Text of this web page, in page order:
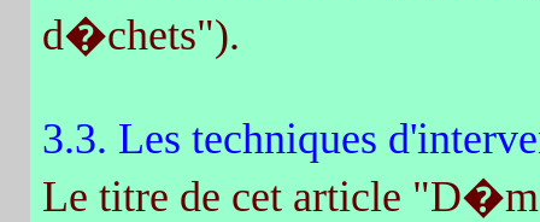
d�chets").
3.3. Les techniques
Le titre de cet article